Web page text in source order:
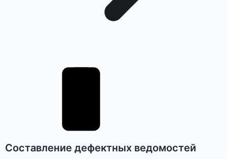
Составление дефектных ведомостей